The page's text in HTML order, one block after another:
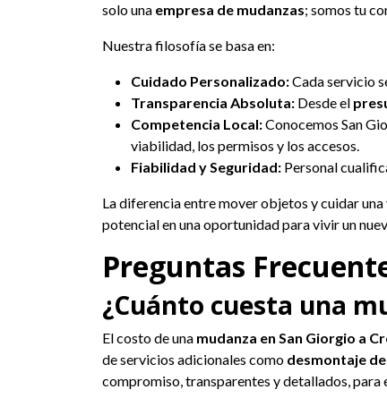
solo una empresa de mudanzas; somos tu
Nuestra filosofía se basa en:
Cuidado Personalizado:Cada servicio
Transparencia Absoluta: Desde el
Competencia Local:Conocemos San
viabilidad, los permisos y los accesos.
Fiabilidad y Seguridad: Personal
La diferencia entre mover objetos y cuidar
potencial en una oportunidad para vivir un
Preguntas
¿Cuánto cuesta una
El costo de una mudanza en San Giorgio a
de servicios adicionales como desmontaje
compromiso, transparentes y detallados,